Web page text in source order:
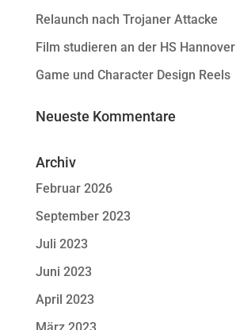
Relaunch nach Trojaner Attacke
Film studieren an der HS Hannover
Game und Character Design Reels
Neueste Kommentare
Archiv
Februar 2026
September 2023
Juli 2023
Juni 2023
April 2023
März 2023